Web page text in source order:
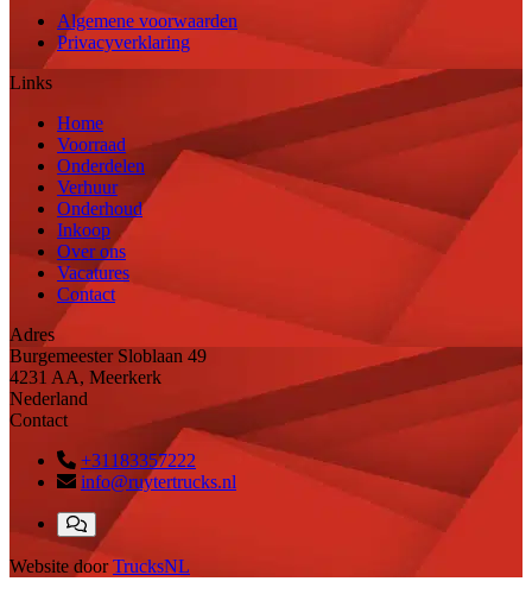
Algemene voorwaarden
Privacyverklaring
Links
Home
Voorraad
Onderdelen
Verhuur
Onderhoud
Inkoop
Over ons
Vacatures
Contact
Adres
Burgemeester Sloblaan 49
4231 AA, Meerkerk
Nederland
Contact
+31183357222
info@ruytertrucks.nl
Website door TrucksNL